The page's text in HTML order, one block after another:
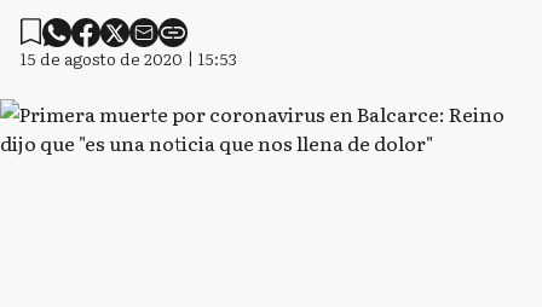
15 de agosto de 2020 | 15:53